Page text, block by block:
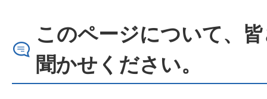
このページについて、
聞かせください。